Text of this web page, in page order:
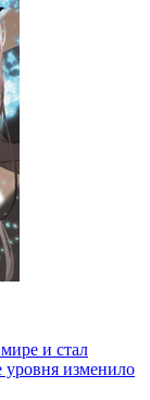
и стал
изменило